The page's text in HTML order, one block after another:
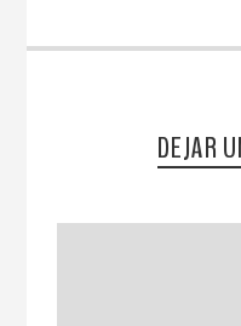
DEJAR